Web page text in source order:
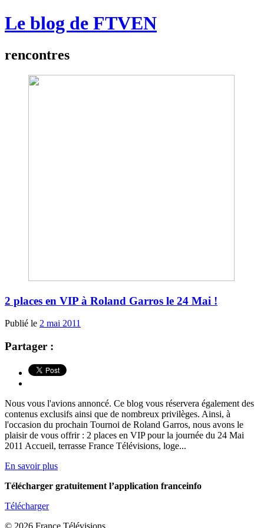
Le blog de FTVEN
rencontres
2 places en VIP à Roland Garros le 24 Mai !
Publié le 2 mai 2011
Partager :
Nous vous l'avions annoncé. Ce blog vous réservera également des
contenus exclusifs ainsi que de nombreux privilèges. Ainsi, à
l'occasion du prochain Tournoi de Roland Garros, nous avons le
plaisir de vous offrir : 2 places en VIP pour la journée du 24 Mai
2011 Accueil, terrasse France Télévisions, loge...
En savoir plus
Télécharger gratuitement l’application franceinfo
Télécharger
© 2026 France Télévisions